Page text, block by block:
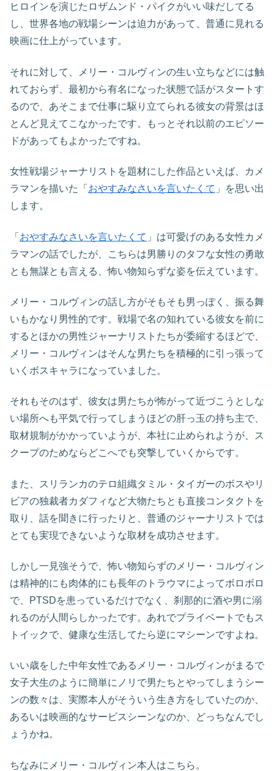
ヒロインを演じたロザムンド・パイクがいい味だしてる
し、世界各地の戦場シーンは迫力があって、普通に見れる
映画に仕上がっています。
それに対して、メリー・コルヴィンの生い立ちなどには触
れておらず、最初から有名になった状態で話がスタートす
るので、あそこまで仕事に駆り立てられる彼女の背景はほ
とんど見えてこなかったです。もっとそれ以前のエピソー
ドがあってもよかったですね。
女性戦場ジャーナリストを題材にした作品といえば、カメ
ラマンを描いた「 おやすみなさいを言いたくて 」を思い出
します。
「 おやすみなさいを言いたくて 」は可愛げのある女性カメ
ラマンの話でしたが、こちらは男勝りのタフな女性の勇敢
とも無謀とも言える、怖い物知らずな姿を伝えています。
メリー・コルヴィンの話し方がそもそも男っぽく、振る舞
いもかなり男性的です。戦場で名の知れている彼女を前に
するとほかの男性ジャーナリストたちが委縮するほどで、
メリー・コルヴィンはそんな男たちを積極的に引っ張って
いくボスキャラになっていました。
それもそのはず、彼女は男たちが怖がって近づこうとしな
い場所へも平気で行ってしまうほどの肝っ玉の持ち主で、
取材規制がかかっていようが、本社に止められようが、ス
クープのためならどこへでも突撃していくからです。
また、スリランカのテロ組織タミル・タイガーのボスやリ
ビアの独裁者カダフィなど大物たちとも直接コンタクトを
取り、話を聞きに行ったりと、普通のジャーナリストでは
とても実現できないような取材を成功させます。
しかし一見強そうで、怖い物知らずのメリー・コルヴィン
は精神的にも肉体的にも長年のトラウマによってボロボロ
で、PTSDを患っているだけでなく、刹那的に酒や男に溺
れるのが人間らしかったです。あれでプライベートでもス
トイックで、健康な生活してたら逆にマシーンですよね。
いい歳をした中年女性であるメリー・コルヴィンがまるで
女子大生のように簡単にノリで男たちとやってしまうシー
ンの数々は、実際本人がそういう生き方をしていたのか、
あるいは映画的なサービスシーンなのか、どっちなんでし
ょうかね。
ちなみにメリー・コルヴィン本人はこちら。